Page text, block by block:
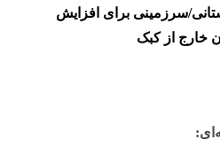
سرزمینی برای افزایش
خارج از کبک